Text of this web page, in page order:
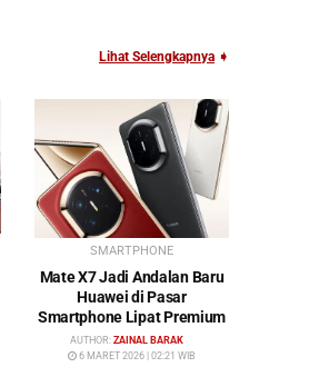
Lihat Selengkapnya ➧
SMARTPHONE
Mate X7 Jadi Andalan Baru
Huawei di Pasar
Smartphone Lipat Premium
AUTHOR: ZAINAL BARAK
6 MARET 2026 | 02:21 WIB